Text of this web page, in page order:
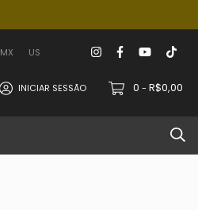
MX US
INICIAR SESSÃO 0 - R$0,00